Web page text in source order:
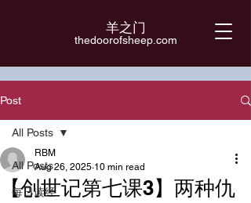
羊之门
​thedoorofsheep.com
Post
All Posts
每日读经
All Posts
【创世记第七课3】两种仇
RBM
Aug 26, 2025 10 min read